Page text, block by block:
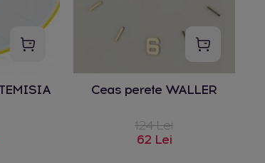
Ceas perete WALLER
124 Lei
62 Lei